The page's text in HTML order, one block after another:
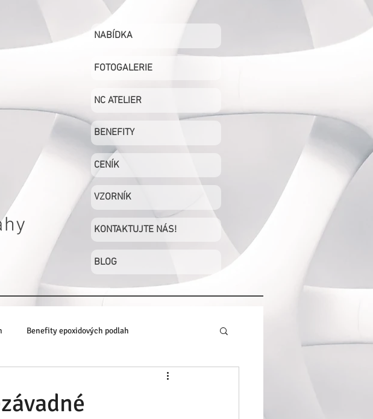
NABÍDKA
FOTOGALERIE
NC ATELIER
BENEFITY
CENÍK
VZORNÍK
KONTAKTUJTE NÁS!
BLOG
Benefity epoxidových podlah